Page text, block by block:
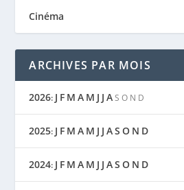
Cinéma
ARCHIVES PAR MOIS
2026: J F M A M J J A S O N D
2025: J F M A M J J AS O N D
2024: J F M A M J J AS O N D